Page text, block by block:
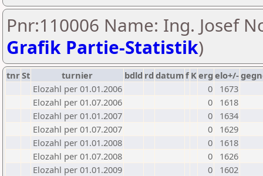
Pnr:110006 Name: Ing. Josef
Grafik Partie-Statistik)
tnrSt turnier bdld rd datumf Kerg elo+/-
Elozahl per 01.01.2006
0
1673
Elozahl per 01.07.2006
0
1618
Elozahl per 01.01.2007
0
1634
Elozahl per 01.07.2007
0
1629
Elozahl per 01.01.2008
0
1618
Elozahl per 01.07.2008
0
1626
Elozahl per 01.01.2009
0
1602